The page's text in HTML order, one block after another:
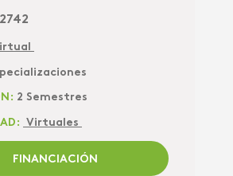
2 Semestres
Virtuales
FINANCIACIÓN